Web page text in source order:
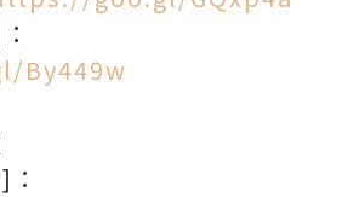
By449w